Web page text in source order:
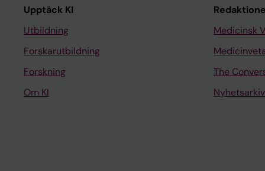
Upptäck KI
Utbildning
Forskarutbildning
Forskning
Om KI
Medicinsk
The